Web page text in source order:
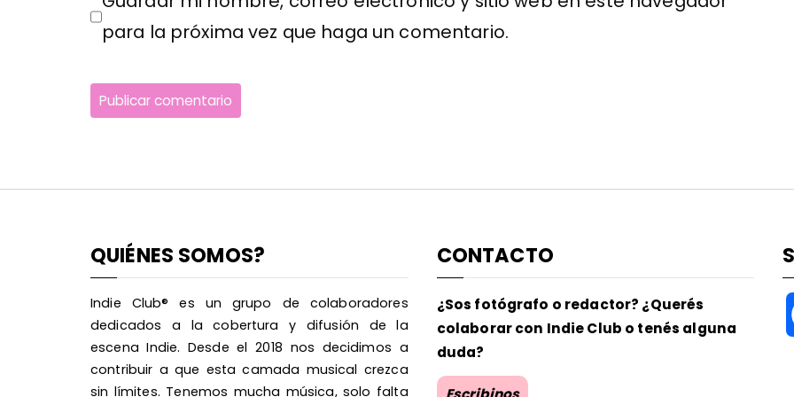
para la próxima vez que haga un comentario.
QUIÉNES SOMOS?
Indie Club® es un grupo de colaboradores
dedicados a la cobertura y difusión de la
escena Indie. Desde el 2018 nos decidimos a
contribuir a que esta camada musical crezca
sin límites. Tenemos mucha música, solo falta
CONTACTO
¿Sos fotógrafo o redactor? ¿Querés
colaborar con Indie Club o tenés alguna
duda?